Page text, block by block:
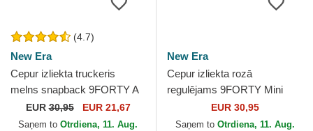
(4.7)
New Era
Cepur izliekta truckeris
melns snapback 9FORTY A
Frame Tonal no Chicago
Bulls NBA no New Era
EUR30,95 EUR 21,67
Saņem to Otrdiena, 11. Aug.
New Era
Cepur izliekta rozā
regulējams 9FORTY Mini
Cord no Los Angeles
Dodgers MLB no New Era
EUR 30,95
Saņem to Otrdiena, 11. Aug.